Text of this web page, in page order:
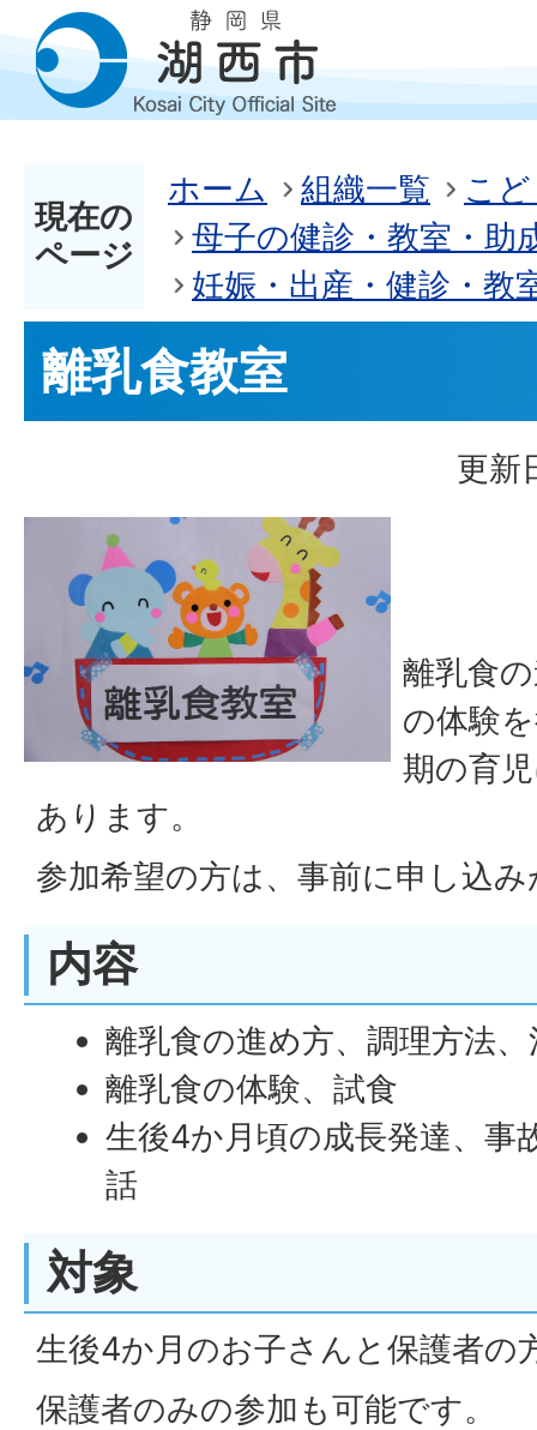
現在の
ページ
ホーム 組織一覧
こ
母子の健診・教室・助
妊娠・出産・健診・教
離乳食教室
更新
離乳食
の体験
期の育
あります。
参加希望の方は、事前に申し込
内容
離乳食の進め方、調理方法
離乳食の体験、試食
生後4か月頃の成長発達、事
話
対象
生後4か月のお子さんと保護者の
保護者のみの参加も可能です。